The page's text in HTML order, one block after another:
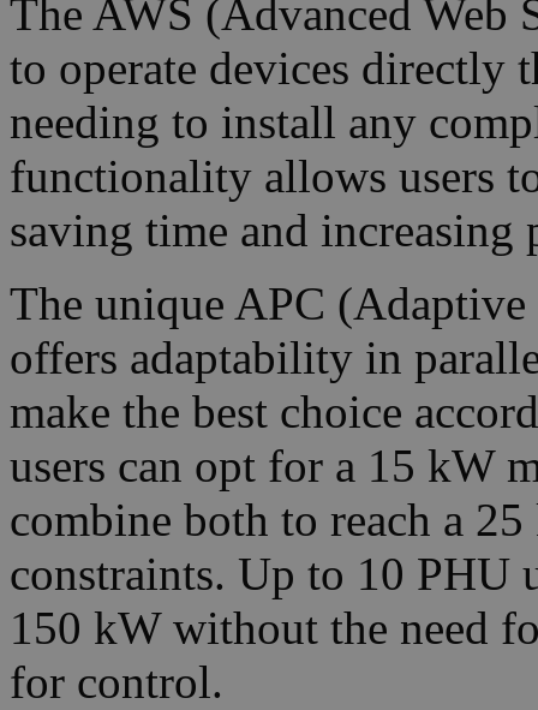
The AWS (Advanced Web
to operate devices directly
needing to install any
functionality allows users
saving time and
The unique APC
offers adaptability in
make the best choice
users can opt for a 15 kW
combine both to reach a
constraints. Up to 10 PHU
150 kW without the need
for control.